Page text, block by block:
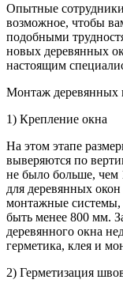
Опытные
возможное, чтобы
подобными
новых деревянных
настоящим
Монтаж деревянных
1) Крепление окна
На этом этапе
выверяются по
не было больше, чем
для деревянных
монтажные системы,
быть менее 800 мм.
деревянного окна
герметика, клея и
2) Герметизация